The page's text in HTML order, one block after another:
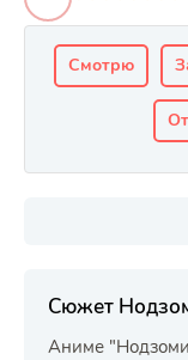
Смотрю
Сюжет
Аниме